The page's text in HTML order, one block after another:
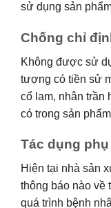
sử dụng sản
Chống chỉ
Không được sử
tượng có tiền sử
cổ lam, nhân trần
có trong sản
Tác dụng
Hiện tại nhà sản
thông báo nào về
quá trình bệnh